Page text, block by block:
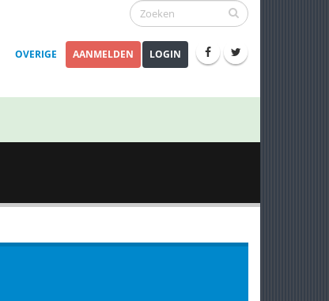
OVERIGE AANMELDEN LOGIN